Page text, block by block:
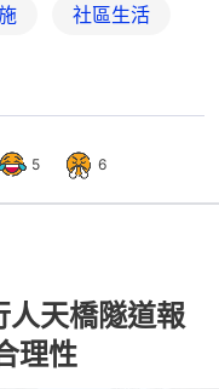
社區生活
5 6
人天橋隧道報
理性